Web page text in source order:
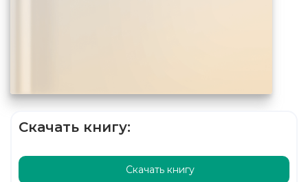
Скачать книгу:
Скачать книгу